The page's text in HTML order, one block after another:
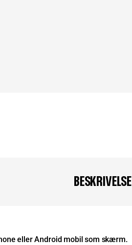
BESKRIVELSE
eller Android mobil som skærm.